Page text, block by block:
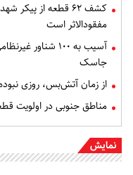
کشف ۶۲ قطعه از
مفقودالاثر است
آسیب به ۱۰۰
جاسک
از زمان آتش‌بس، روزی
مناطق جنوبی در اولویت
نمایش